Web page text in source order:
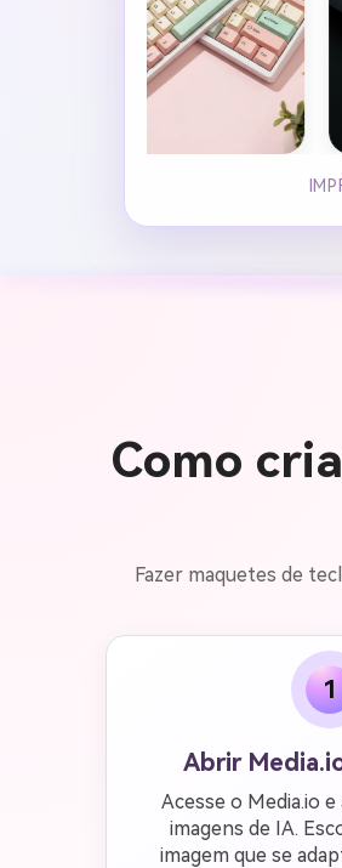
Como
Fazer maquetes de
1
Abrir
Acesse o Media.io
imagens de IA.
imagem que se